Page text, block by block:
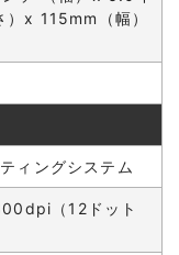
x 115mm（幅）
ィングシステム
（12ドット